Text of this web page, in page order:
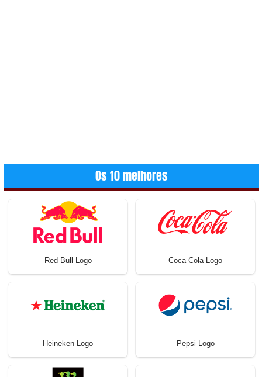
Os 10 melhores
Red Bull Logo Coca Cola Logo
Heineken Logo Pepsi Logo